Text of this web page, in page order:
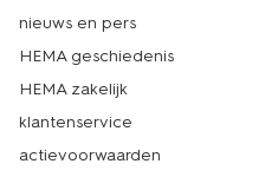
nieuws en pers
HEMA geschiedenis
HEMA zakelijk
klantenservice
actievoorwaarden